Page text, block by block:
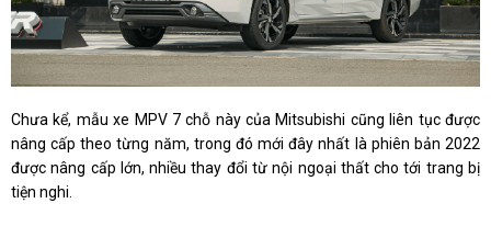
Chưa kể, mẫu xe MPV 7 chỗ này của Mitsubishi cũng liên tục được
nâng cấp theo từng năm, trong đó mới đây nhất là phiên bản 2022
được nâng cấp lớn, nhiều thay đổi từ nội ngoại thất cho tới trang bị
tiện nghi.